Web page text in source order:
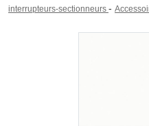
interrupteurs-sectionneurs -